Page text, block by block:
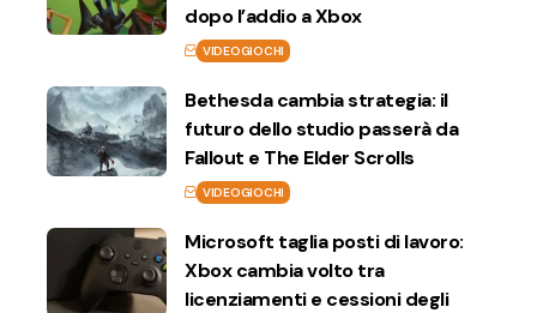
dopo l’addio a Xbox
VIDEOGIOCHI
Bethesda cambia strategia: il
futuro dello studio passerà da
Fallout e The Elder Scrolls
VIDEOGIOCHI
Microsoft taglia posti di lavoro:
Xbox cambia volto tra
licenziamenti e cessioni degli